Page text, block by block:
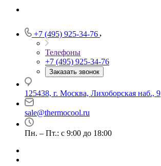
+7 (495) 925-34-76
Телефоны
+7 (495) 925-34-76
Заказать звонок
125438, г. Москва, Лихоборская наб., 9
sale@thermocool.ru
Пн. – Пт.: с 9:00 до 18:00